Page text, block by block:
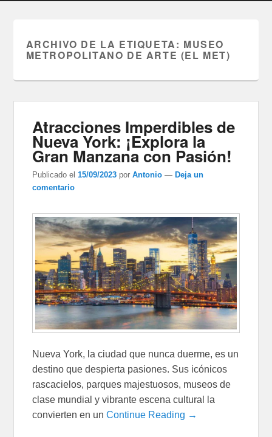
ARCHIVO DE LA ETIQUETA: MUSEO
METROPOLITANO DE ARTE (EL MET)
Atracciones Imperdibles de
Nueva York: ¡Explora la
Gran Manzana con Pasión!
Publicado el 15/09/2023 porAntonio — Deja un
comentario
Nueva York, la ciudad que nunca duerme, es un
destino que despierta pasiones. Sus icónicos
rascacielos, parques majestuosos, museos de
clase mundial y vibrante escena cultural la
convierten en unContinue Reading →